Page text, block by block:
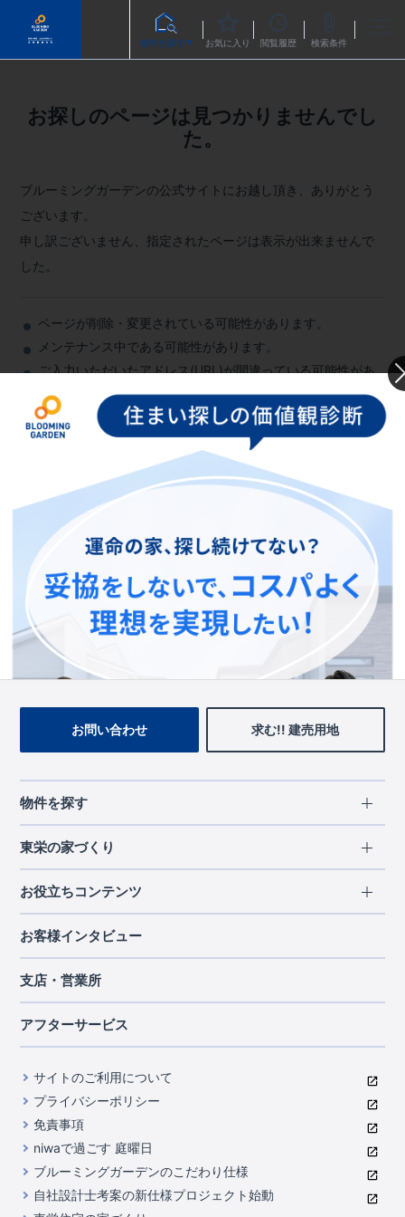
物件を探す お気に入り 閲覧履歴 検索条件
お探しのページは見つかりませんでし
た。
ブルーミングガーデンの公式サイトにお越し頂き、ありがとう
ございます。
申し訳ございません、指定されたページは表示が出来ませんで
した。
ページが削除・変更されている可能性があります。
メンテナンス中である可能性があります。
ご入力いただいたアドレス(URL)が間違っている可能性があ
お手数をおかけいたしますが、ブルーミングガーデンのトップ
上部のメニューよりお探しいただきますようお願いい
たします。
トップページに戻る
お問い合わせ 求む!! 建売用地
物件を探す
エリアから探す
北海道・東北
北海道
宮城県
千葉県
中部
山梨県
静岡県
滋賀県
京都府
中国・四国
岡山県
広島県
九州・沖縄
東栄の家づくり
長期優良住宅
住宅性能評価書
ブルーミングガーデンは地震につよい<建物編>
室内空間を快適に保つ断熱性能
コストパフォーマンスに自信
充実のアフターサポート
第三者評価によるお墨付き
家づくりのプロにも選ばれるブルーミングガーデン
住んでみるとじわじわ伝わる暮らしやすさへのこだわり
お役立ちコンテンツ
ご契約までの道のり
現地見学ガイド
ご紹介制度のご案内
東栄INDEX（用語集）
お客様インタビュー
支店・営業所
アフターサービス
サイトのご利用について
プライバシーポリシー
免責事項
niwaで過ごす 庭曜日
ブルーミングガーデンのこだわり仕様
自社設計士考案の新仕様プロジェクト始動